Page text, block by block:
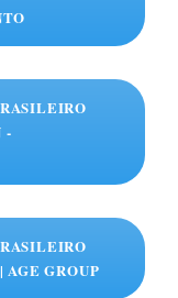
-
AGE GROUP